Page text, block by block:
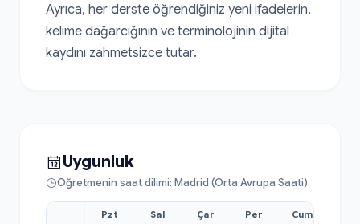
Ayrıca, her derste öğrendiğiniz yeni ifadelerin,
kelime dağarcığının ve terminolojinin dijital
kaydını zahmetsizce tutar.
Uygunluk
Öğretmenin saat dilimi: Madrid (Orta Avrupa Saati)
Pzt Sal Çar Per Cum